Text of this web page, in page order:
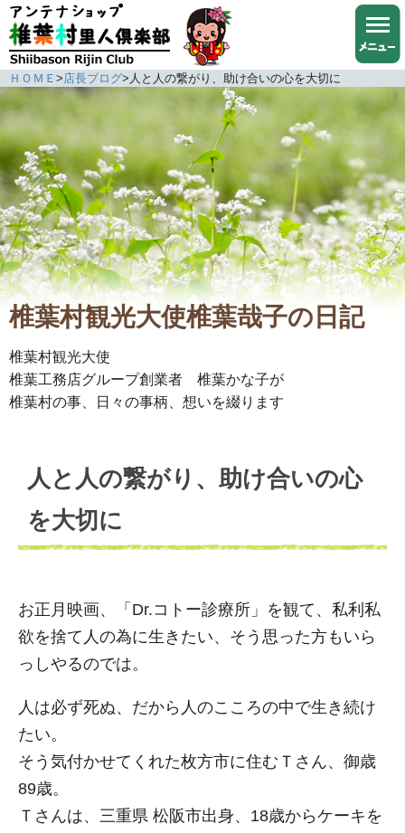
ＨＯＭＥ >店長ブログ> 人と人の繋がり、助け合いの心を大切に
椎葉村観光大使椎葉哉子の日記
椎葉村観光大使
椎葉工務店グループ創業者 椎葉かな子が
椎葉村の事、日々の事柄、想いを綴ります
人と人の繋がり、助け合いの心
を大切に
お正月映画、「Dr.コトー診療所」を観て、私利私
欲を捨て人の為に生きたい、そう思った方もいら
っしやるのでは。
人は必ず死ぬ、だから人のこころの中で生き続け
たい。
そう気付かせてくれた枚方市に住むＴさん、御歳
89歳。
Ｔさんは、三重県 松阪市出身、18歳からケーキを